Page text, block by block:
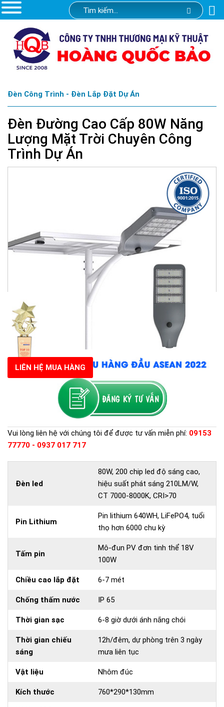
Đèn Công Trình - Đèn Lắp Đặt Dự Án
Đèn Đường Cao Cấp 80W Năng
Lượng Mặt Trời Chuyên Công
Trình Dự Án
LIÊN HỆ MUA HÀNG
Vui lòng liên hệ với chúng tôi để được tư vấn miễn phí: 09153
77770 - 0937 017 717
Đèn led
80W, 200 chip led độ sáng cao,
hiệu suất phát sáng 210LM/W,
CT 7000-8000K, CRI>70
Pin Lithium
Pin lithium 640WH, LiFePO4, tuổi
thọ hơn 6000 chu kỳ
Tấm pin
Mô-đun PV đơn tinh thể 18V
100W
Chiều cao lắp đặt 6-7 mét
Chống thấm nước IP 65
Thời gian sạc 6-8 giờ dưới ánh nắng chói
Thời gian chiếu
sáng
12h/đêm, dự phòng trên 3 ngày
mưa liên tục
Vật liệu Nhôm đúc
Kích thước 760*290*130mm